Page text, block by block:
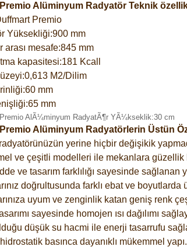
Alüminyum Radyatör Teknik
Premio
Yüksekliği:900 mm
arası mesafe:845 mm
kapasitesi:181 Kcall
M2/Dilim
mm
mm
Alüminyum Radyatörlerin Üstün
yerine hiçbir değişikik
ve çeşitli modelleri ile mekanlara güzellik
ve tasarım farklılığı sayesinde sağlanan
doğrultusunda farklı ebat ve
uyum ve zenginlik katan geniş renk
sayesinde homojen ısı dağılımı
düşük su hacmi ile enerji tasarrufu
basınca dayanıklı mükemmel yapı.